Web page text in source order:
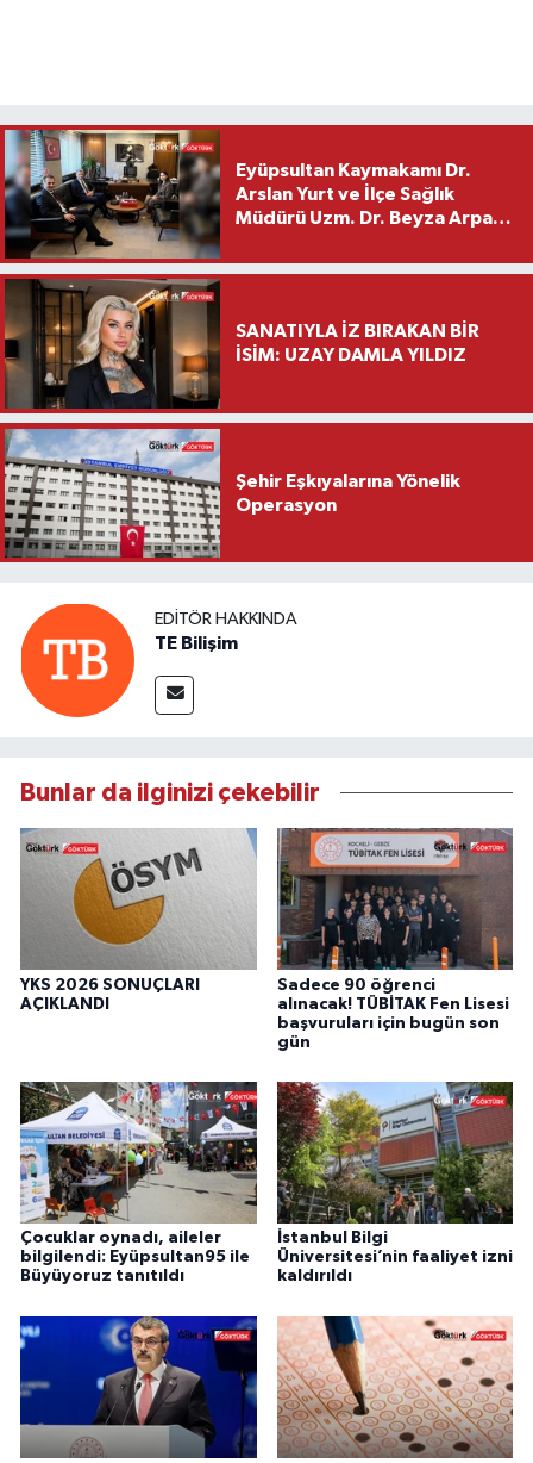
Eyüpsultan Kaymakamı Dr.
Arslan Yurt ve İlçe Sağlık
Müdürü Uzm. Dr. Beyza Arpacı
Ziyareti
SANATIYLA İZ BIRAKAN BİR
İSİM: UZAY DAMLA YILDIZ
Şehir Eşkıyalarına Yönelik
Operasyon
EDITÖR HAKKINDA
TE Bilişim
Bunlar da ilginizi çekebilir
YKS 2026 SONUÇLARI
AÇIKLANDI
Sadece 90 öğrenci
alınacak! TÜBİTAK Fen Lisesi
başvuruları için bugün son
gün
Çocuklar oynadı, aileler
bilgilendi: Eyüpsultan95 ile
Büyüyoruz tanıtıldı
İstanbul Bilgi
Üniversitesi’nin faaliyet izni
kaldırıldı